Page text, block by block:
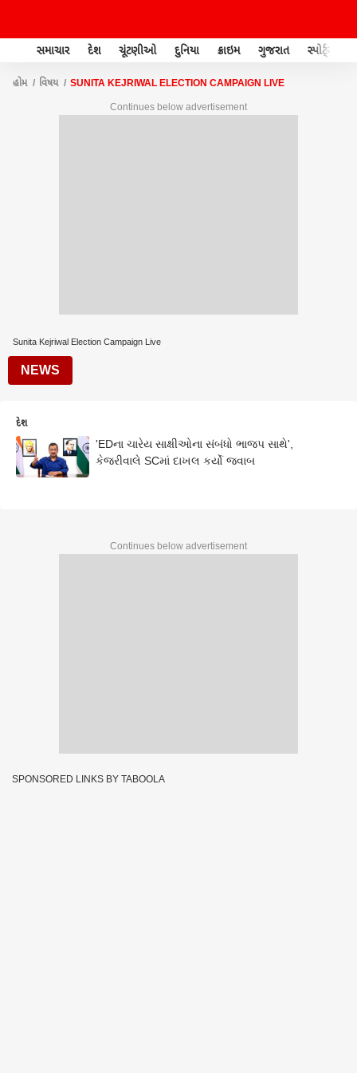
સમાચાર દેશ ચૂંટણીઓ દુનિયા ક્રાઇમ ગુજરાત સ્પોર્ટ્સ
હોમ વિષય SUNITA KEJRIWAL ELECTION CAMPAIGN LIVE
Continues below advertisement
Sunita Kejriwal Election Campaign Live
NEWS
દેશ
'EDના ચારેય સાક્ષીઓના સંબંધો ભાજપ સાથે',
કેજરીવાલે SCમાં દાખલ કર્યો જવાબ
Continues below advertisement
SPONSORED LINKS BY TABOOLA